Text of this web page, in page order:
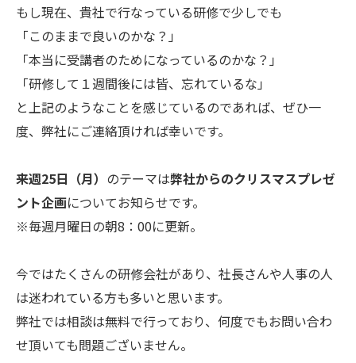
もし現在、貴社で行なっている研修で少しでも
「このままで良いのかな？」
「本当に受講者のためになっているのかな？」
「研修して１週間後には皆、忘れているな」
と上記のようなことを感じているのであれば、ぜひ一
度、弊社にご連絡頂ければ幸いです。
来週25日（月） のテーマは弊社からのクリスマスプレゼ
ント企画についてお知らせです。
※毎週月曜日の朝8：00に更新。
今ではたくさんの研修会社があり、社長さんや人事の人
は迷われている方も多いと思います。
弊社では相談は無料で行っており、何度でもお問い合わ
せ頂いても問題ございません。